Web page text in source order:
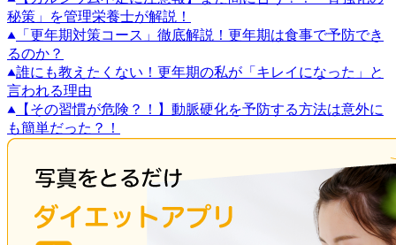
秘策」を管理栄養士が解説！
「更年期対策コース」徹底解説！更年期は食事で予防でき
るのか？
誰にも教えたくない！更年期の私が「キレイになった」と
言われる理由
【その習慣が危険？！】動脈硬化を予防する方法は意外に
も簡単だった？！